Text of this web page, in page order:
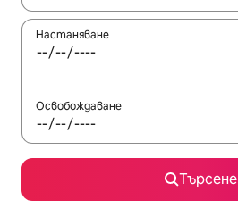
Настаняване
Освобождаване
Търсене